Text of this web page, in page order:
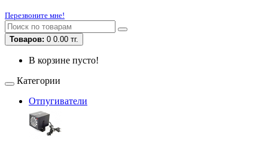
Перезвоните мне!
Товаров: 0 0.00 тг.
В корзине пусто!
Категории
Отпугиватели